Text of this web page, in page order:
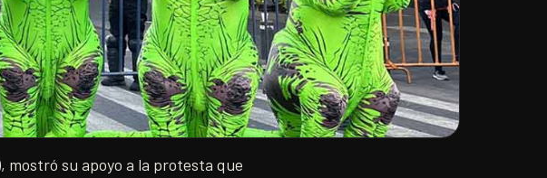
mostró su apoyo a la protesta que